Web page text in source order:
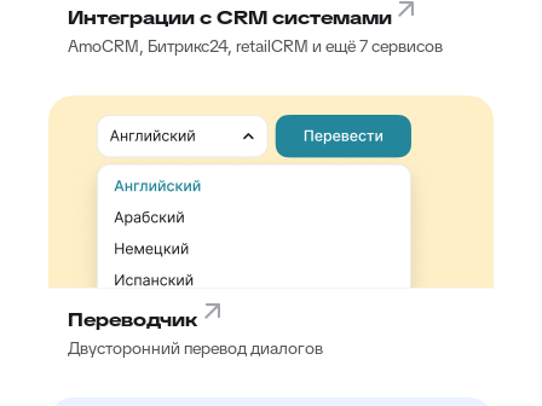
Интеграции с CRM системами
AmoCRM, Битрикс24, retailCRM и ещё 7 сервисов
Переводчик
Двусторонний перевод диалогов